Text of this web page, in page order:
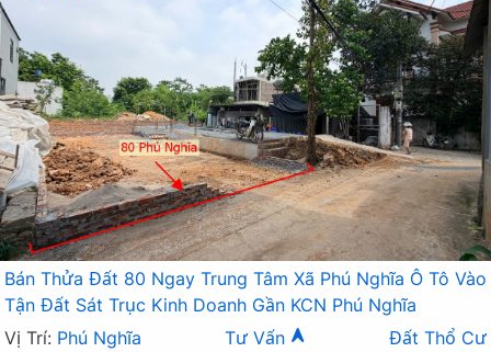
Bán Thửa Đất 80 Ngay Trung Tâm Xã Phú Nghĩa Ô Tô Vào
Tận Đất Sát Trục Kinh Doanh Gần KCN Phú Nghĩa
Vị Trí: Phú Nghĩa Tư Vấn
Đất Thổ Cư